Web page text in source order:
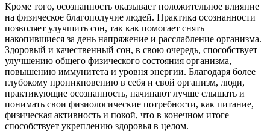
Кроме того, осознанность оказывает положительное влияние
на физическое благополучие людей. Практика осознанности
позволяет улучшить сон, так как помогает снять
накопившиеся за день напряжение и расслабление организма.
Здоровый и качественный сон, в свою очередь, способствует
улучшению общего физического состояния организма,
повышению иммунитета и уровня энергии. Благодаря более
глубокому проникновению в себя и свой организм, люди,
практикующие осознанность, начинают лучше слышать и
понимать свои физиологические потребности, как питание,
физическая активность и покой, что в конечном итоге
способствует укреплению здоровья в целом.